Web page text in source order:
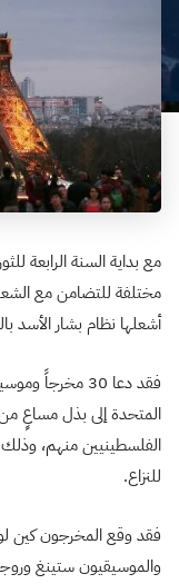
مع بداية السنة الرابعة
مختلفة للتضامن مع
أشعلها نظام بشار الأسد
فقد دعا 30
المتحدة إلى بذل مساعٍ
الفلسطينيين منهم، وذلك
للنزاع.
فقد وقع المخرجون كين
والموسيقيون ستينغ